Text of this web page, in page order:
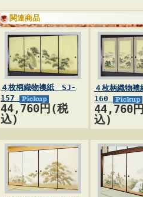
関連商品
４枚柄織物襖紙 SJ-
157
44,760円(税
込)
４枚柄織物
160
44,760
込)